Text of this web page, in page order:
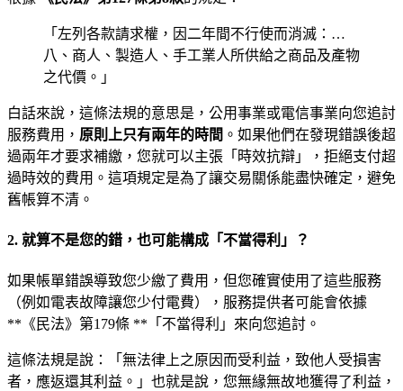
「左列各款請求權，因二年間不行使而消滅：…
八、商人、製造人、手工業人所供給之商品及產物
之代價。」
白話來說，這條法規的意思是，公用事業或電信事業向您追討
服務費用， 原則上只有兩年的時間 。如果他們在發現錯誤後超
過兩年才要求補繳，您就可以主張「時效抗辯」，拒絕支付超
過時效的費用。這項規定是為了讓交易關係能盡快確定，避免
舊帳算不清。
2. 就算不是您的錯，也可能構成「不當得利」？
如果帳單錯誤導致您少繳了費用，但您確實使用了這些服務
（例如電表故障讓您少付電費），服務提供者可能會依據
**《民法》第179條 **「不當得利」來向您追討。
這條法規是說：「無法律上之原因而受利益，致他人受損害
者，應返還其利益。」也就是說，您無緣無故地獲得了利益，